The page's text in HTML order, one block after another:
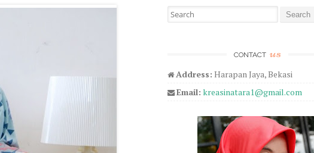
Search for:
CONTACT us
Address: Harapan Jaya, Bekasi
Email: kreasinatara1@gmail.com